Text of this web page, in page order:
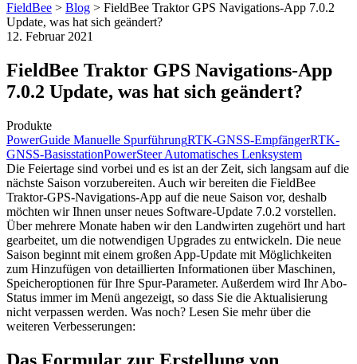
FieldBee > Blog > FieldBee Traktor GPS Navigations-App 7.0.2
Update, was hat sich geändert?
12. Februar 2021
FieldBee Traktor GPS Navigations-App
7.0.2 Update, was hat sich geändert?
Produkte
PowerGuide Manuelle SpurführungRTK-GNSS-EmpfängerRTK-
GNSS-BasisstationPowerSteer Automatisches Lenksystem
Die Feiertage sind vorbei und es ist an der Zeit, sich langsam auf die
nächste Saison vorzubereiten. Auch wir bereiten die FieldBee
Traktor-GPS-Navigations-App auf die neue Saison vor, deshalb
möchten wir Ihnen unser neues Software-Update 7.0.2 vorstellen.
Über mehrere Monate haben wir den Landwirten zugehört und hart
gearbeitet, um die notwendigen Upgrades zu entwickeln. Die neue
Saison beginnt mit einem großen App-Update mit Möglichkeiten
zum Hinzufügen von detaillierten Informationen über Maschinen,
Speicheroptionen für Ihre Spur-Parameter. Außerdem wird Ihr Abo-
Status immer im Menü angezeigt, so dass Sie die Aktualisierung
nicht verpassen werden. Was noch? Lesen Sie mehr über die
weiteren Verbesserungen:
Das Formular zur Erstellung von